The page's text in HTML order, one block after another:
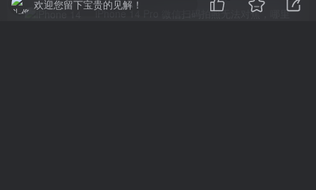
iPhone 14 Pro 微信扫码拍照无法对焦，哪里
欢迎您留下宝贵的见解！